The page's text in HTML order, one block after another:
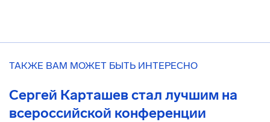
ТАКЖЕ ВАМ МОЖЕТ БЫТЬ ИНТЕРЕСНО
Сергей Карташев стал лучшим на
всероссийской конференции